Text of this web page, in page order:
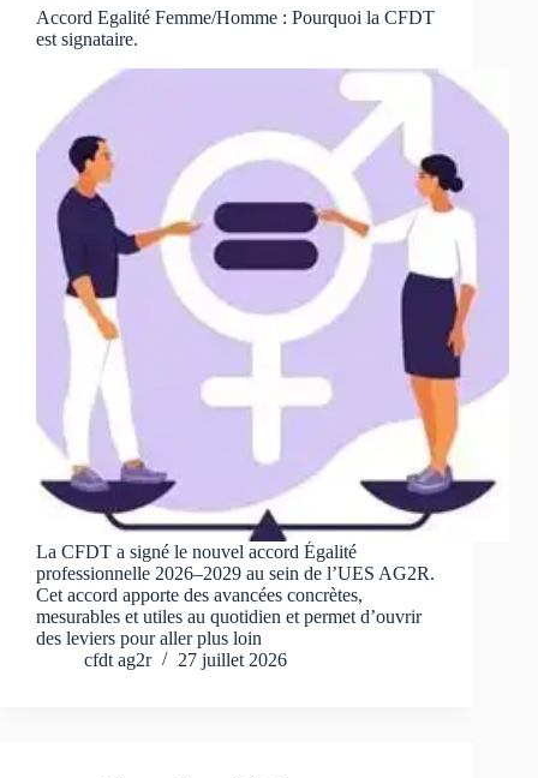
Accord Egalité Femme/Homme : Pourquoi la CFDT
est signataire.
La CFDT a signé le nouvel accord Égalité
professionnelle 2026–2029 au sein de l’UES AG2R.
Cet accord apporte des avancées concrètes,
mesurables et utiles au quotidien et permet d’ouvrir
des leviers pour aller plus loin
cfdt ag2r
27 juillet 2026